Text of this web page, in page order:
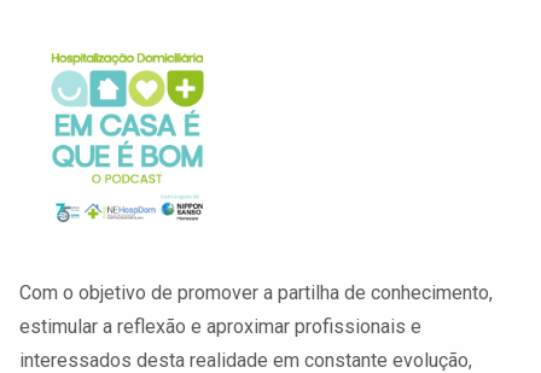
Com o objetivo de promover a partilha de conhecimento,
estimular a reflexão e aproximar profissionais e
interessados desta realidade em constante evolução,